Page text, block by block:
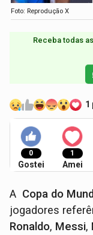
Foto: Reprodução X
Receba todas
1
0
Gostei
1
Amei
A Copa do
jogadores
Ronaldo, Messi,